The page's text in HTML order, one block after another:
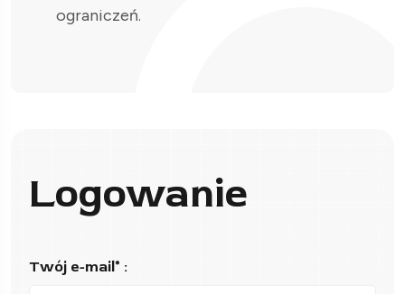
ograniczeń.
Logowanie
Twój e-mail* :